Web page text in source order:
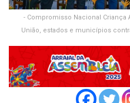
- Compromisso Nacional
União, estados e municípios